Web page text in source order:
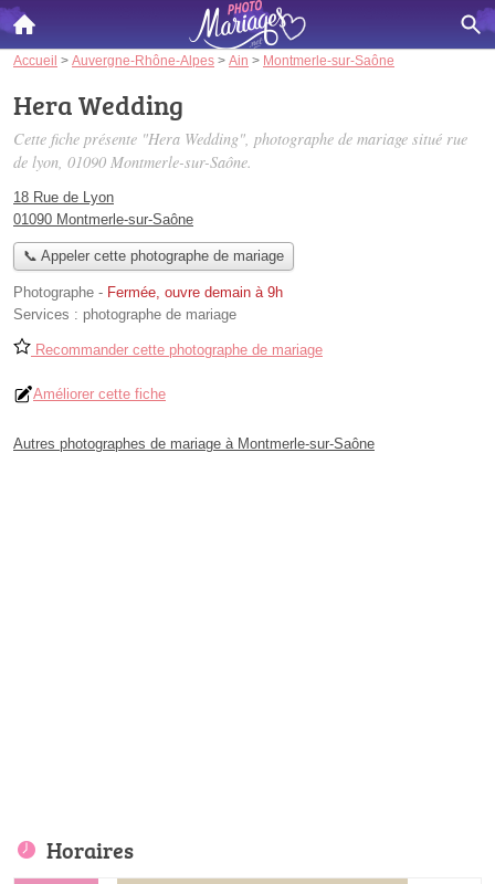
Accueil > Auvergne-Rhône-Alpes > Ain > Montmerle-sur-Saône
Hera Wedding
Cette fiche présente "Hera Wedding", photographe de mariage situé rue
de lyon, 01090 Montmerle-sur-Saône.
18 Rue de Lyon
01090 Montmerle-sur-Saône
📞 Appeler cette photographe de mariage
Photographe - Fermée, ouvre demain à 9h
Services : photographe de mariage
Recommander cette photographe de mariage
Améliorer cette fiche
Autres photographes de mariage à Montmerle-sur-Saône
Horaires